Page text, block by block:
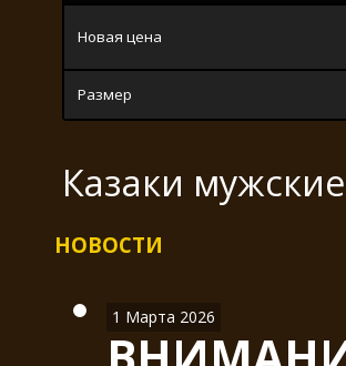
Новая цена
Размер
Казаки
НОВОСТИ
1 Марта 2026